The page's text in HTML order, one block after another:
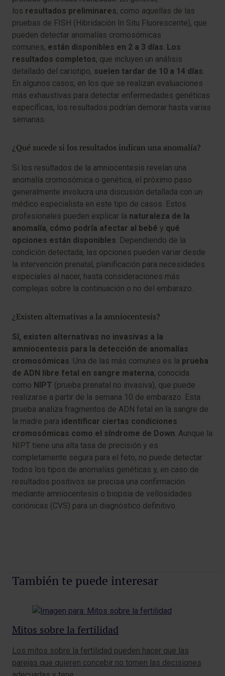
los resultados preliminares, como aquellas de las
pruebas de FISH (Hibridación In Situ Fluorescente), que
pueden detectar anomalías cromosómicas
comunes, están disponibles en 2 a 3 días. Los
resultados completos, que incluyen un análisis
detallado del cariotipo, suelen tardar de 10 a 14 días.
En algunos casos, en los que se realizan evaluaciones
más exhaustivas para detectar enfermedades genéticas
específicas, los resultados podrían demorar hasta varias
semanas.
¿Qué sucede si los resultados indican una anomalía?
Si los resultados de la amniocentesis revelan una
anomalía cromosómica o genética, el próximo paso
generalmente involucra una discusión detallada con un
médico especialista en este tipo de casos. Estos
profesionales pueden explicar la naturaleza de la
anomalía, cómo podría afectar al bebé y qué
opciones están disponibles. Dependiendo de la
condición detectada, las opciones pueden variar desde
la intervención prenatal, planificación para necesidades
especiales al nacer, hasta consideraciones más
complejas sobre la continuación o no del embarazo.
¿Existen alternativas a la amniocentesis?
Sí, existen alternativas no invasivas a la
amniocentesis para la detección de anomalías
cromosómicas. Una de las más comunes es la prueba
de ADN libre fetal en sangre materna, conocida
como NIPT (prueba prenatal no invasiva), que puede
realizarse a partir de la semana 10 de embarazo. Esta
prueba analiza fragmentos de ADN fetal en la sangre de
la madre para identificar ciertas condiciones
cromosómicas como el síndrome de Down. Aunque la
NIPT tiene una alta tasa de precisión y es
completamente segura para el feto, no puede detectar
todos los tipos de anomalías genéticas y, en caso de
resultados positivos se precisa una confirmación
mediante amniocentesis o biopsia de vellosidades
coriónicas (CVS) para un diagnóstico definitivo.
También te puede interesar
Mitos sobre la fertilidad
Los mitos sobre la fertilidad pueden hacer que las
parejas que quieren concebir no tomen las decisiones